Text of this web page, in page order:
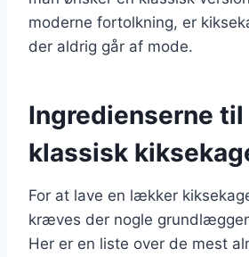
moderne fortolkning, er
der aldrig går af mode.
Ingredienserne til
klassisk
For at lave en lækker
kræves der nogle
Her er en liste over de mest